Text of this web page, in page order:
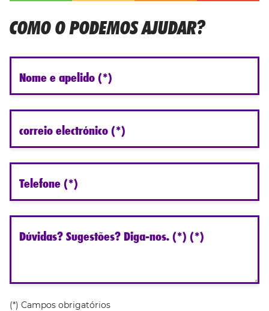
COMO O PODEMOS AJUDAR?
Nome e apelido (*)
correio electrónico (*)
Telefone (*)
Dúvidas? Sugestões? Diga-nos. (*) (*)
(*) Campos obrigatórios